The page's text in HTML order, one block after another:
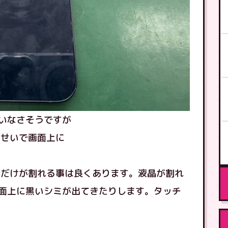
なさそうですが
いで画面上に
けが割れる事は良くあります。液晶が割れ
上に黒いシミが出てきたりします。タッチ